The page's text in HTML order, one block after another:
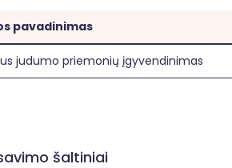
pavadinimas
judumo priemonių įgyvendinimas
šaltiniai